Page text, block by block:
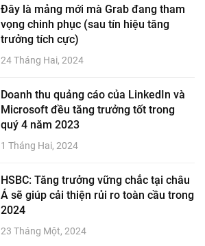
Đây là mảng mới mà Grab đang tham
vọng chinh phục (sau tín hiệu tăng
trưởng tích cực)
24 Tháng Hai, 2024
Doanh thu quảng cáo của LinkedIn và
Microsoft đều tăng trưởng tốt trong
quý 4 năm 2023
1 Tháng Hai, 2024
HSBC: Tăng trưởng vững chắc tại châu
Á sẽ giúp cải thiện rủi ro toàn cầu trong
2024
23 Tháng Một, 2024